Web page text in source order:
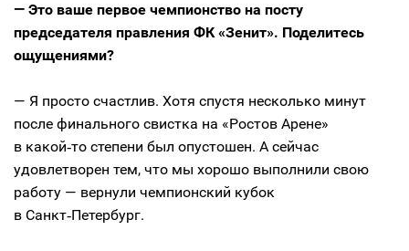
— Это ваше первое чемпионство на посту
председателя правления ФК «Зенит». Поделитесь
ощущениями?
— Я просто счастлив. Хотя спустя несколько минут
после финального свистка на «Ростов Арене»
в какой‑то степени был опустошен. А сейчас
удовлетворен тем, что мы хорошо выполнили свою
работу — вернули чемпионский кубок
в Санкт‑Петербург.